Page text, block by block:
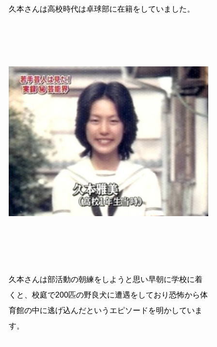
久本さんは高校時代は卓球部に在籍をしていました。
久本さんは部活動の朝練をしようと思い早朝に学校に着
くと、校庭で200匹の野良犬に遭遇をしており恐怖から体
育館の中に逃げ込んだというエピソードを明かしていま
す。